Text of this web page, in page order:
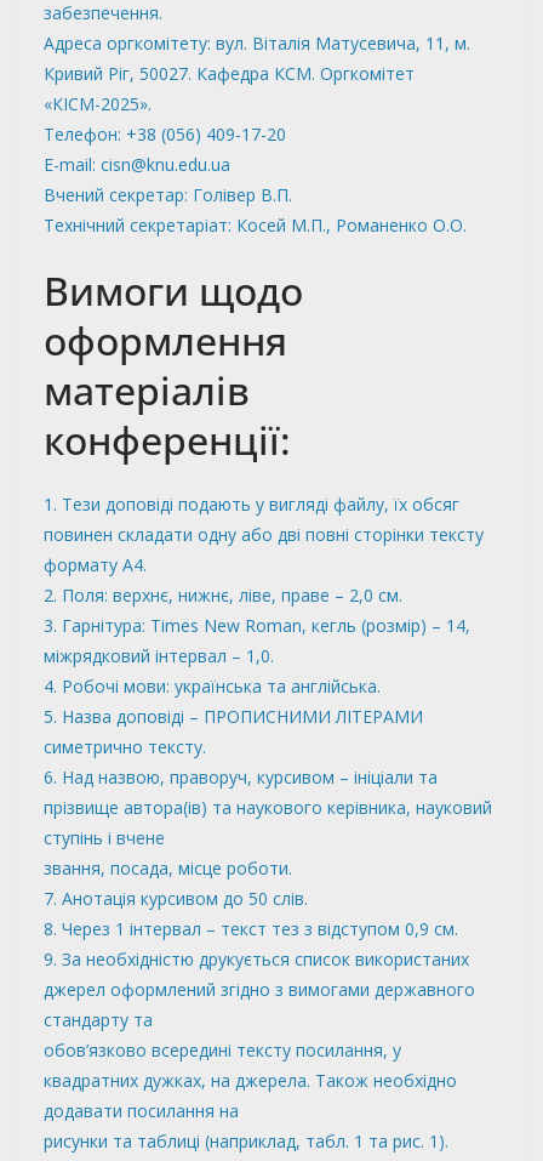
забезпечення.
Адреса оргкомітету: вул. Віталія Матусевича, 11, м.
Кривий Ріг, 50027. Кафедра КСМ. Оргкомітет
«КІСМ-2025».
Телефон: +38 (056) 409-17-20
E-mail: cisn@knu.edu.ua
Вчений секретар: Голівер В.П.
Технічний секретаріат: Косей М.П., Романенко О.О.
Вимоги щодо
оформлення
матеріалів
конференції:
1. Тези доповіді подають у вигляді файлу, їх обсяг
повинен складати одну або дві повні сторінки тексту
формату А4.
2. Поля: верхнє, нижнє, ліве, праве – 2,0 см.
3. Гарнітура: Times New Roman, кегль (розмір) – 14,
міжрядковий інтервал – 1,0.
4. Робочі мови: українська та англійська.
5. Назва доповіді – ПРОПИСНИМИ ЛІТЕРАМИ
симетрично тексту.
6. Над назвою, праворуч, курсивом – ініціали та
прізвище автора(ів) та наукового керівника, науковий
ступінь і вчене
звання, посада, місце роботи.
7. Анотація курсивом до 50 слів.
8. Через 1 інтервал – текст тез з відступом 0,9 см.
9. За необхідністю друкується список використаних
джерел оформлений згідно з вимогами державного
стандарту та
обов’язково всередині тексту посилання, у
квадратних дужках, на джерела. Також необхідно
додавати посилання на
рисунки та таблиці (наприклад, табл. 1 та рис. 1).